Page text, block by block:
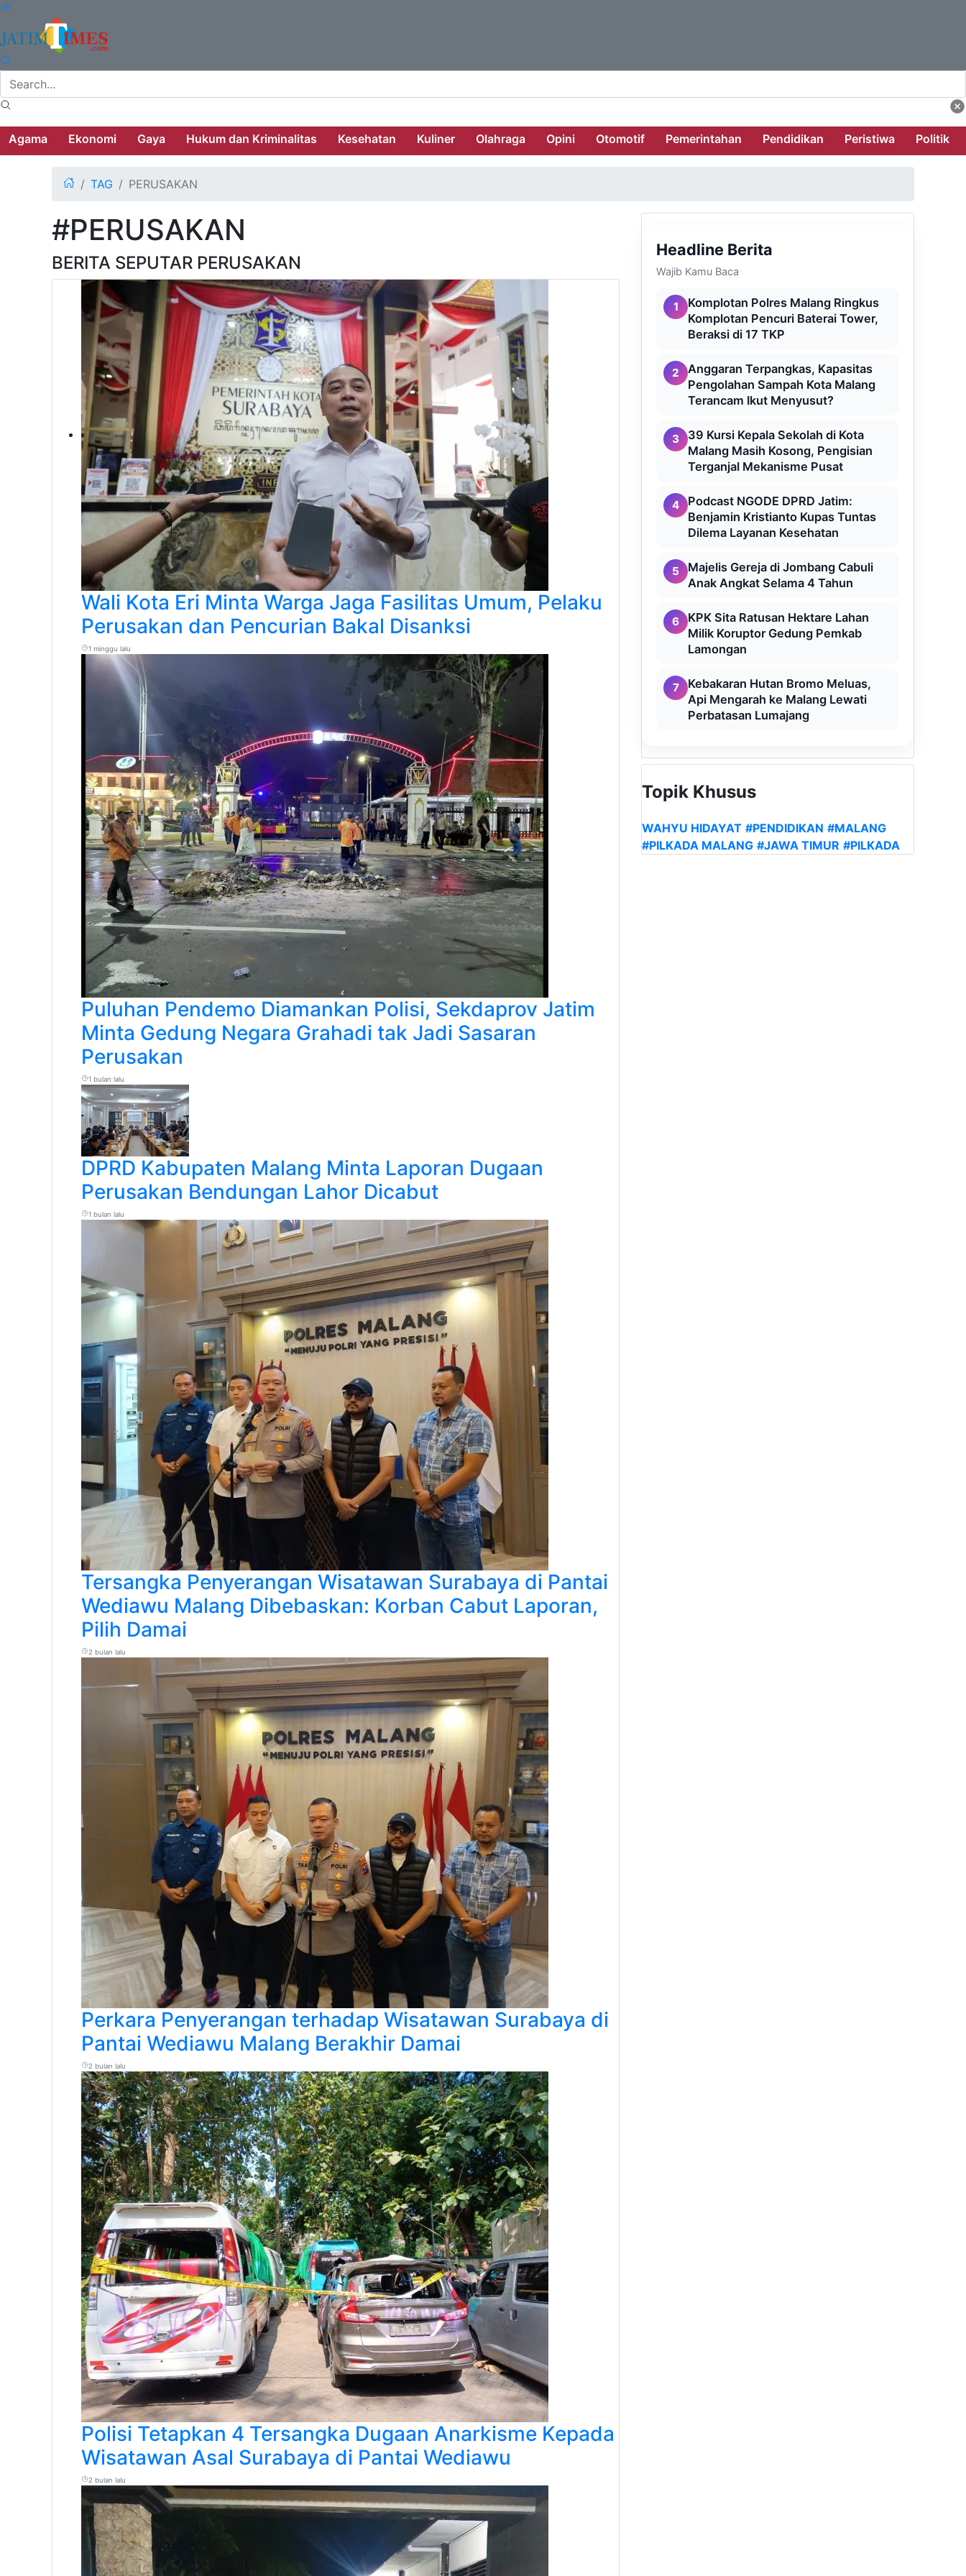
Agama Ekonomi Gaya Hukum dan Kriminalitas Kesehatan Kuliner Olahraga Opini Otomotif Pemerintahan Pendidikan Peristiwa Politik
TAG PERUSAKAN
#PERUSAKAN
BERITA SEPUTAR PERUSAKAN
Wali Kota Eri Minta Warga Jaga Fasilitas Umum, Pelaku
Perusakan dan Pencurian Bakal Disanksi
1 minggu lalu
Puluhan Pendemo Diamankan Polisi, Sekdaprov Jatim
Minta Gedung Negara Grahadi tak Jadi Sasaran
Perusakan
1 bulan lalu
DPRD Kabupaten Malang Minta Laporan Dugaan
Perusakan Bendungan Lahor Dicabut
1 bulan lalu
Tersangka Penyerangan Wisatawan Surabaya di Pantai
Wediawu Malang Dibebaskan: Korban Cabut Laporan,
Pilih Damai
2 bulan lalu
Perkara Penyerangan terhadap Wisatawan Surabaya di
Pantai Wediawu Malang Berakhir Damai
2 bulan lalu
Polisi Tetapkan 4 Tersangka Dugaan Anarkisme Kepada
Wisatawan Asal Surabaya di Pantai Wediawu
2 bulan lalu
Headline Berita
Wajib Kamu Baca
1
Komplotan Polres Malang Ringkus
Komplotan Pencuri Baterai Tower,
Beraksi di 17 TKP
2
Anggaran Terpangkas, Kapasitas
Pengolahan Sampah Kota Malang
Terancam Ikut Menyusut?
3
39 Kursi Kepala Sekolah di Kota
Malang Masih Kosong, Pengisian
Terganjal Mekanisme Pusat
4
Podcast NGODE DPRD Jatim:
Benjamin Kristianto Kupas Tuntas
Dilema Layanan Kesehatan
5
Majelis Gereja di Jombang Cabuli
Anak Angkat Selama 4 Tahun
6
KPK Sita Ratusan Hektare Lahan
Milik Koruptor Gedung Pemkab
Lamongan
7
Kebakaran Hutan Bromo Meluas,
Api Mengarah ke Malang Lewati
Perbatasan Lumajang
Topik Khusus
WAHYU HIDAYAT #PENDIDIKAN #MALANG
#PILKADA MALANG #JAWA TIMUR #PILKADA